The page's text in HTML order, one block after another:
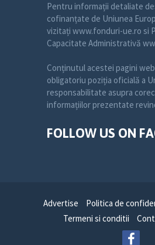
Pentru informații detaliate
cofinanțate de Uniunea
vizitați www.fonduri-ue.ro si
Capacitate Administrativă
Conținutul acestei pagini
obligatoriu poziția oficială a
responsabilitate asupra
informațiilor prezentate
FOLLOW US ON
Advertise Politica de
Termeni si conditii